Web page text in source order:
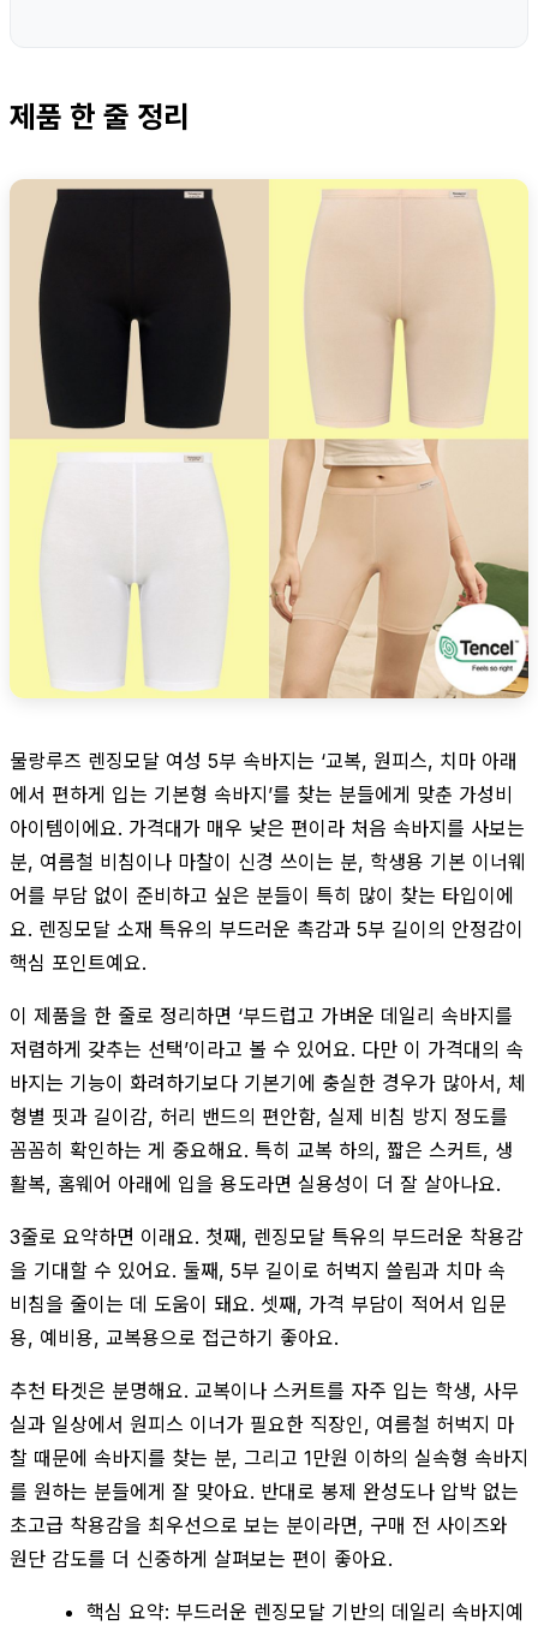
제품 한 줄 정리
물랑루즈 렌징모달 여성 5부 속바지는 ‘교복, 원피스, 치마 아래
에서 편하게 입는 기본형 속바지’를 찾는 분들에게 맞춘 가성비
아이템이에요. 가격대가 매우 낮은 편이라 처음 속바지를 사보는
분, 여름철 비침이나 마찰이 신경 쓰이는 분, 학생용 기본 이너웨
어를 부담 없이 준비하고 싶은 분들이 특히 많이 찾는 타입이에
요. 렌징모달 소재 특유의 부드러운 촉감과 5부 길이의 안정감이
핵심 포인트예요.
이 제품을 한 줄로 정리하면 ‘부드럽고 가벼운 데일리 속바지를
저렴하게 갖추는 선택’이라고 볼 수 있어요. 다만 이 가격대의 속
바지는 기능이 화려하기보다 기본기에 충실한 경우가 많아서, 체
형별 핏과 길이감, 허리 밴드의 편안함, 실제 비침 방지 정도를
꼼꼼히 확인하는 게 중요해요. 특히 교복 하의, 짧은 스커트, 생
활복, 홈웨어 아래에 입을 용도라면 실용성이 더 잘 살아나요.
3줄로 요약하면 이래요. 첫째, 렌징모달 특유의 부드러운 착용감
을 기대할 수 있어요. 둘째, 5부 길이로 허벅지 쓸림과 치마 속
비침을 줄이는 데 도움이 돼요. 셋째, 가격 부담이 적어서 입문
용, 예비용, 교복용으로 접근하기 좋아요.
추천 타겟은 분명해요. 교복이나 스커트를 자주 입는 학생, 사무
실과 일상에서 원피스 이너가 필요한 직장인, 여름철 허벅지 마
찰 때문에 속바지를 찾는 분, 그리고 1만원 이하의 실속형 속바지
를 원하는 분들에게 잘 맞아요. 반대로 봉제 완성도나 압박 없는
초고급 착용감을 최우선으로 보는 분이라면, 구매 전 사이즈와
원단 감도를 더 신중하게 살펴보는 편이 좋아요.
핵심 요약: 부드러운 렌징모달 기반의 데일리 속바지예